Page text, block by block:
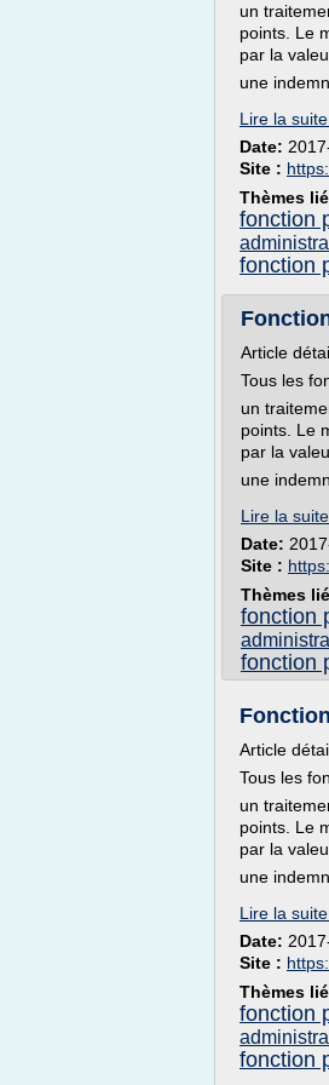
un
points. Le
par la
une
Lire la suite
Date:
Site :
Thèmes
fonction
fonction
Article
Tous les
un
points. Le
par la
une
Lire la suite
Date:
Site :
Thèmes
fonction
fonction
Article
Tous les
un
points. Le
par la
une
Lire la suite
Date:
Site :
Thèmes
fonction
fonction